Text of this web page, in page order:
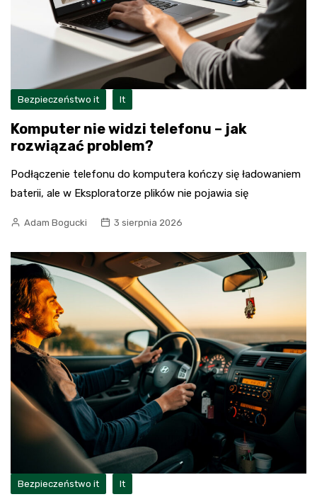
Bezpieczeństwo it It
Komputer nie widzi telefonu – jak
rozwiązać problem?
Podłączenie telefonu do komputera kończy się ładowaniem
baterii, ale w Eksploratorze plików nie pojawia się
Adam Bogucki 3 sierpnia 2026
Bezpieczeństwo it It